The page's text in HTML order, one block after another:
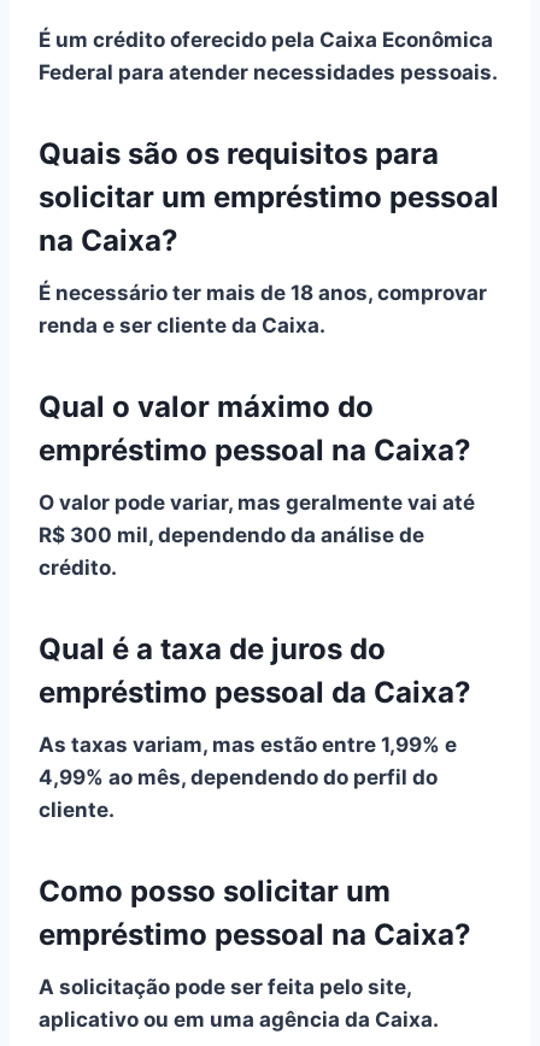
É um crédito oferecido pela Caixa Econômica
Federal para atender necessidades pessoais.
Quais são os requisitos para
solicitar um empréstimo pessoal
na Caixa?
É necessário ter mais de 18 anos, comprovar
renda e ser cliente da Caixa.
Qual o valor máximo do
empréstimo pessoal na Caixa?
O valor pode variar, mas geralmente vai até
R$ 300 mil, dependendo da análise de
crédito.
Qual é a taxa de juros do
empréstimo pessoal da Caixa?
As taxas variam, mas estão entre 1,99% e
4,99% ao mês, dependendo do perfil do
cliente.
Como posso solicitar um
empréstimo pessoal na Caixa?
A solicitação pode ser feita pelo site,
aplicativo ou em uma agência da Caixa.